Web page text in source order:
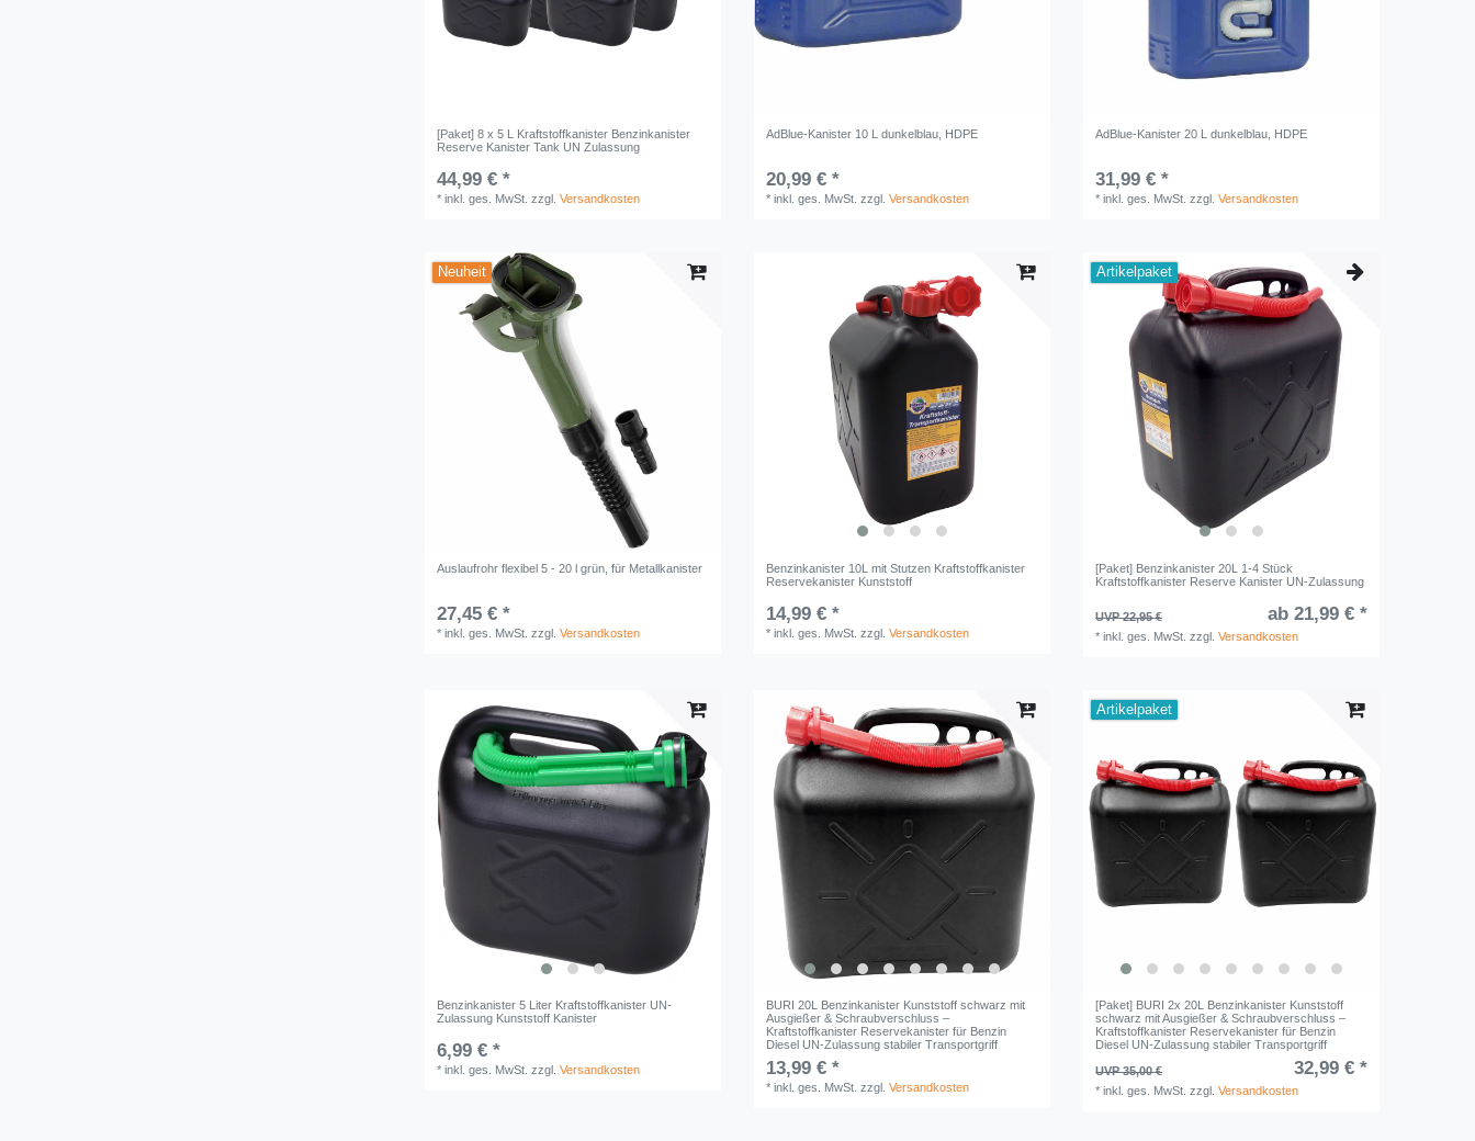
[Paket] 8 x 5 L Kraftstoffkanister Benzinkanister
Reserve Kanister Tank UN Zulassung
44,99 € *
*inkl. ges. MwSt. zzgl.Versandkosten
AdBlue-Kanister 10 L dunkelblau, HDPE
20,99 € *
*inkl. ges. MwSt. zzgl.Versandkosten
AdBlue-Kanister 20 L dunkelblau, HDPE
31,99 € *
*inkl. ges. MwSt. zzgl.Versandkosten
Neuheit
Auslaufrohr flexibel 5 - 20 l grün, für Metallkanister
27,45 € *
*inkl. ges. MwSt. zzgl.Versandkosten
Benzinkanister 10L mit Stutzen Kraftstoffkanister
Reservekanister Kunststoff
14,99 € *
*inkl. ges. MwSt. zzgl.Versandkosten
Artikelpaket
[Paket] Benzinkanister 20L 1-4 Stück
Kraftstoffkanister Reserve Kanister UN-Zulassung
UVP 22,95 € ab 21,99 € *
*inkl. ges. MwSt. zzgl.Versandkosten
Benzinkanister 5 Liter Kraftstoffkanister UN-
Zulassung Kunststoff Kanister
6,99 € *
*inkl. ges. MwSt. zzgl.Versandkosten
BURI 20L Benzinkanister Kunststoff schwarz mit
Ausgießer & Schraubverschluss –
Kraftstoffkanister Reservekanister für Benzin
Diesel UN-Zulassung stabiler Transportgriff
13,99 € *
*inkl. ges. MwSt. zzgl.Versandkosten
Artikelpaket
[Paket] BURI 2x 20L Benzinkanister Kunststoff
schwarz mit Ausgießer & Schraubverschluss –
Kraftstoffkanister Reservekanister für Benzin
Diesel UN-Zulassung stabiler Transportgriff
UVP 35,00 €
32,99 € *
*inkl. ges. MwSt. zzgl.Versandkosten